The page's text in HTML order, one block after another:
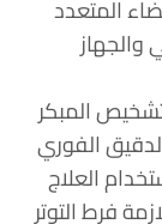
المتعدد
والجهاز
المبكر
الفوري
إلى 90% أما باستخدام العلاج
فرط التوتر